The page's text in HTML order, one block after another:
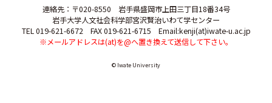
連絡先：〒020-8550 岩手県盛岡市上田三丁目18番34号
岩手大学人文社会科学部宮沢賢治いわて学センター
TEL 019-621-6672 FAX 019-621-6715 Email:kenji(at)iwate-u.ac.jp
※メールアドレスは(at)を@へ置き換えて送信して下さい。
© Iwate University